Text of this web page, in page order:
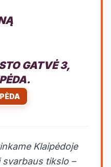
GATVĖ 3,
Klaipėdoje
svarbaus tikslo –